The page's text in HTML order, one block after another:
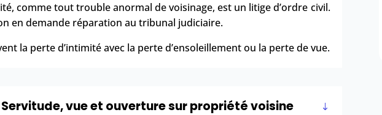
, comme touttrouble anormal de voisinage, est un litige d’ordre civil.
en demande réparation au tribunal judiciaire.
la perte d’intimité avec la perte d’ensoleillement ou la perte de vue.
: Servitude, vue et ouverture sur propriété voisine